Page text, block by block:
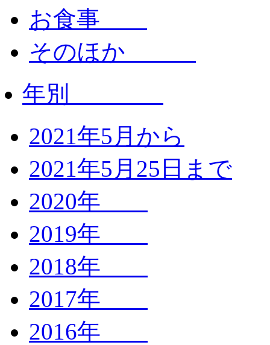
お食事
そのほか
年別
2021年5月から
2021年5月25日まで
2020年
2019年
2018年
2017年
2016年